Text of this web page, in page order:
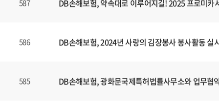
587 DB손해보험, 약속대로 이루어지길! 2025 프로미카
586 DB손해보험, 2024년 사랑의 김장봉사 봉사활동 실
585 DB손해보험, 광화문국제특허법률사무소와 업무협